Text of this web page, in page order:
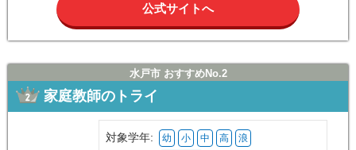
公式サイトへ
水戸市 おすすめNo.2
家庭教師のトライ
対象学年: 幼 小 中 高 浪